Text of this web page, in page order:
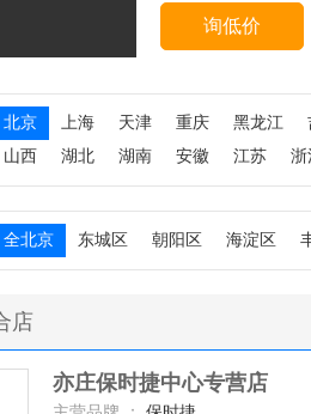
询低价
北京 上海 天津 重庆 黑龙江
山西
湖北 湖南 安徽 江苏 浙
全北京 东城区 朝阳区 海淀区
店
亦庄保时捷中心专营店